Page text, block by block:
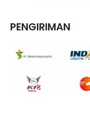
PENGIRIMAN